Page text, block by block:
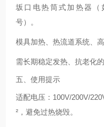
坂口电热筒式加热器（
号）。
模具加热、热流道系统、
需长期稳定发热、抗老化
五、使用提示
适配电压：100V/200V/
²，避免过热烧毁。